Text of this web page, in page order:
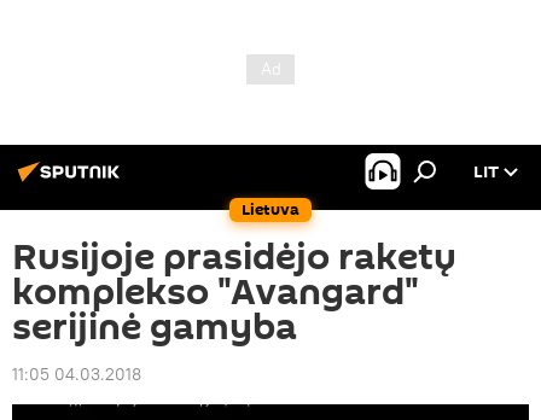
Lietuva
LIT
Rusijoje prasidėjo raketų
komplekso "Avangard"
serijinė gamyba
11:05 04.03.2018